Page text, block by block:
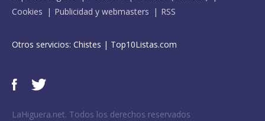
Cookies
Publicidad y webmasters RSS
Otros servicios: Chistes | Top10Listas.com
LaHiguera.net. Todos los derechos reservados